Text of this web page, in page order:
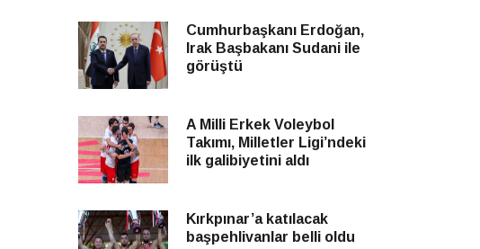
Cumhurbaşkanı Erdoğan,
Irak Başbakanı Sudani ile
görüştü
A Milli Erkek Voleybol
Takımı, Milletler Ligi’ndeki
ilk galibiyetini aldı
Kırkpınar’a katılacak
başpehlivanlar belli oldu